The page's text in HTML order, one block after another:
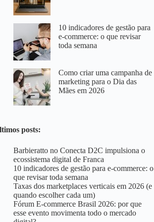
10 indicadores de gestão para
e-commerce: o que revisar
toda semana
Como criar uma campanha de
marketing para o Dia das
Mães em 2026
posts:
Barbieratto no Conecta D2C impulsiona o
ecossistema digital de Franca
10 indicadores de gestão para e-commerce: o
que revisar toda semana
Taxas dos marketplaces verticais em 2026 (e
quando escolher cada um)
Fórum E-commerce Brasil 2026: por que
esse evento movimenta todo o mercado